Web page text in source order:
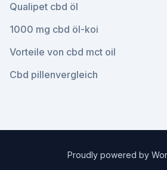
Qualipet cbd öl
1000 mg cbd öl-koi
Vorteile von cbd mct oil
Cbd pillenvergleich
Proudly powered by